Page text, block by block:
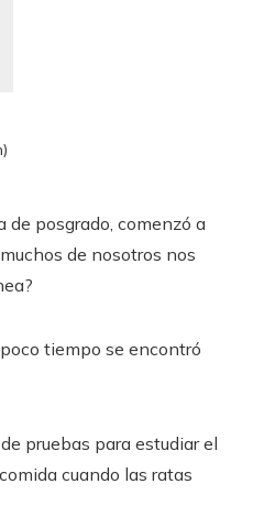
de posgrado, comenzó a
de nosotros nos
tiempo se encontró
pruebas para estudiar el
cuando las ratas